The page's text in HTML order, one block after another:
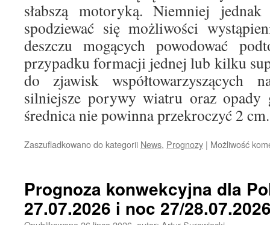
słabszą motoryką. Niemniej
spodziewać się możliwości
deszczu mogących powodować
przypadku formacji jednej lub kilku
do zjawisk współtowarzyszących
silniejsze porywy wiatru oraz opady
średnica nie powinna przekroczyć 2 cm.
Zaszufladkowano do kategorii News, Prognozy | Możliwość
Prognoza konwekcyjna dla
27.07.2026 i noc 27/